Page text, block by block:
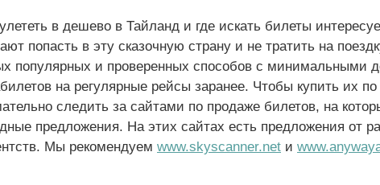
в дешево в Тайланд и где искать билеты
попасть в эту сказочную страну и не тратить на
популярных и проверенных способов с минимальными
на регулярные рейсы заранее. Чтобы купить их
следить за сайтами по продаже билетов, на
предложения. На этих сайтах есть предложения от
Мы рекомендуем www.skyscanner.net и